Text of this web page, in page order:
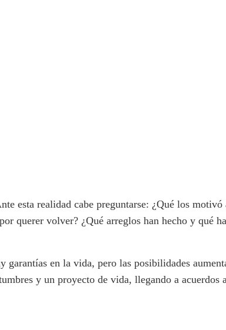
esta realidad cabe preguntarse: ¿Qué los motivó
querer volver? ¿Qué arreglos han hecho y qué
en la vida, pero las posibilidades
y un proyecto de vida, llegando a acuerdos